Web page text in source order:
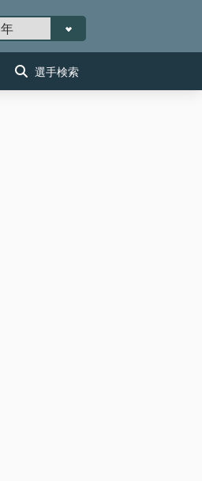
選手検索